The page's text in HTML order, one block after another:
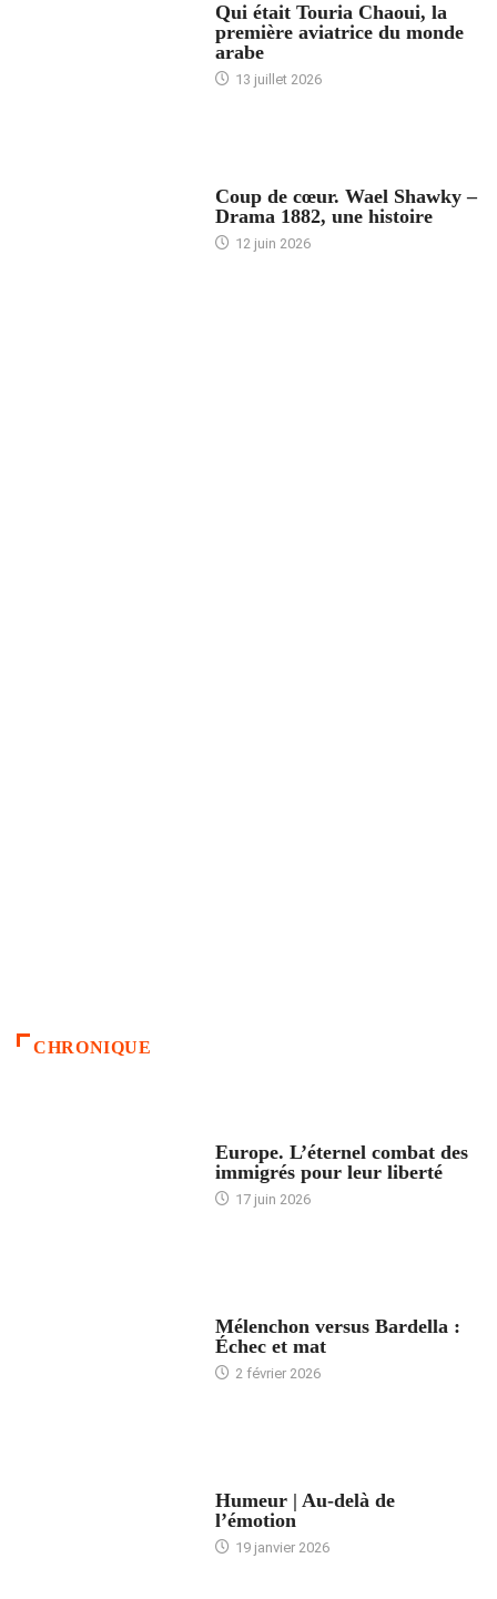
Qui était Touria Chaoui, la
première aviatrice du monde
arabe
13 juillet 2026
Coup de cœur. Wael Shawky –
Drama 1882, une histoire
12 juin 2026
CHRONIQUE
Europe. L’éternel combat des
immigrés pour leur liberté
17 juin 2026
Mélenchon versus Bardella :
Échec et mat
2 février 2026
Humeur | Au-delà de
l’émotion
19 janvier 2026